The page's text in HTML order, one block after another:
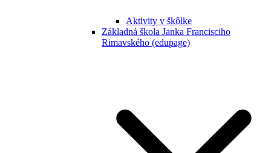
Aktivity v škôlke
Základná škola Janka Francisciho
Rimavského (edupage)